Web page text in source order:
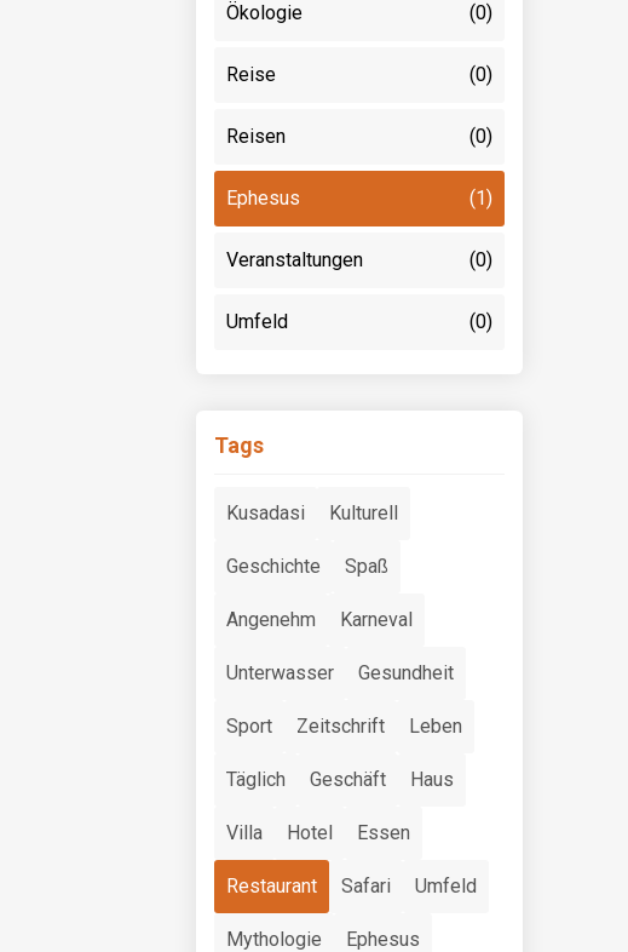
Ökologie (0)
Reise (0)
Reisen (0)
Ephesus (1)
Veranstaltungen (0)
Umfeld (0)
Tags
Kusadasi Kulturell
Geschichte Spaß
Angenehm Karneval
Unterwasser Gesundheit
Sport Zeitschrift Leben
Täglich Geschäft Haus
Villa Hotel Essen
Restaurant Safari Umfeld
Mythologie Ephesus